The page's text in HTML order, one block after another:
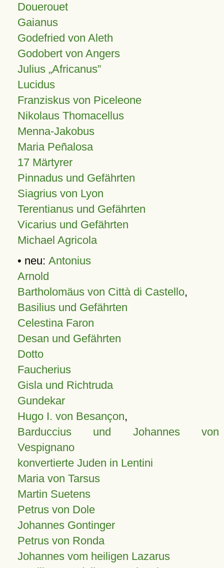
Douerouet
Gaianus
Godefried von Aleth
Godobert von Angers
Julius Africanus
Lucidus
Franziskus von Piceleone
Nikolaus Thomacellus
Menna-Jakobus
Maria Peñalosa
17 Märtyrer
Pinnadus und Gefährten
Siagrius von Lyon
Terentianus und Gefährten
Vicarius und Gefährten
Michael Agricola
• neu: Antonius
Arnold
Bartholomäus von Città di Castello,
Basilius und Gefährten
Celestina Faron
Desan und Gefährten
Dotto
Faucherius
Gisla und Richtruda
Gundekar
Hugo I. von Besançon,
Barduccius und Johannes von
Vespignano
konvertierte Juden in Lentini
Maria von Tarsus
Martin Suetens
Petrus von Dole
Johannes Gontinger
Petrus von Ronda
Johannes vom heiligen Lazarus